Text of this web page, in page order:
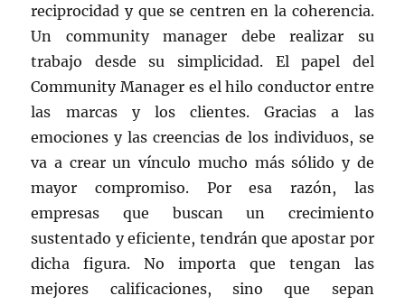
reciprocidad y que se centren en la coherencia.
Un community manager debe realizar su
trabajo desde su simplicidad. El papel del
Community Manager es el hilo conductor entre
las marcas y los clientes. Gracias a las
emociones y las creencias de los individuos, se
va a crear un vínculo mucho más sólido y de
mayor compromiso. Por esa razón, las
empresas que buscan un crecimiento
sustentado y eficiente, tendrán que apostar por
dicha figura. No importa que tengan las
mejores calificaciones, sino que sepan